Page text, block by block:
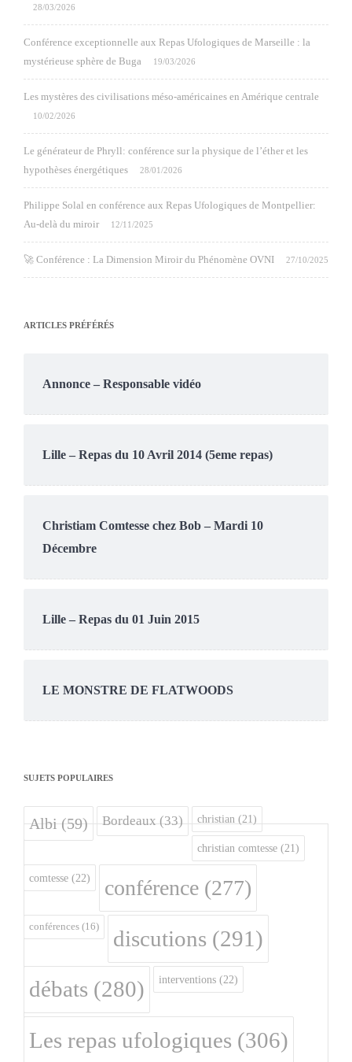
28/03/2026
Conférence exceptionnelle aux Repas Ufologiques de Marseille : la
mystérieuse sphère de Buga
19/03/2026
Les mystères des civilisations méso-américaines en Amérique centrale
10/02/2026
Le générateur de Phryll: conférence sur la physique de l’éther et les
hypothèses énergétiques
28/01/2026
Philippe Solal en conférence aux Repas Ufologiques de Montpellier:
Au-delà du miroir
12/11/2025
🚀 Conférence : La Dimension Miroir du Phénomène OVNI 27/10/2025
ARTICLES PRÉFÉRÉS
Annonce – Responsable vidéo
Lille – Repas du 10 Avril 2014 (5eme repas)
Christiam Comtesse chez Bob – Mardi 10
Décembre
Lille – Repas du 01 Juin 2015
LE MONSTRE DE FLATWOODS
SUJETS POPULAIRES
Albi(59) Bordeaux(33) christian (21)
christian comtesse (21)
comtesse (22) conférence (277)
conférences (16) discutions (291)
débats (280) interventions (22)
Les repas ufologiques (306)